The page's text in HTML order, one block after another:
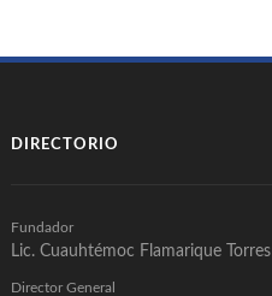
DIRECTORIO
Fundador
Lic. Cuauhtémoc Flamarique Torres
Director General